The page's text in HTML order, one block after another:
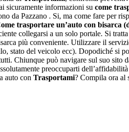
sicuramente informazioni su come
da Pazzano . Si, ma come fare per
trasportare un’auto con bisarca
collegarsi a un solo portale. Si
più conveniente. Utilizzare il
stato del veicolo ecc). Dopodiché si
Chiunque può navigare sul suo
preoccuparti
auto con Trasportami? Compila ora al